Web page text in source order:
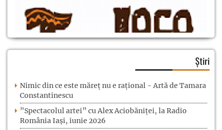
Știri
Nimic din ce este măreț nu e rațional - Artă de Tamara
Constantinescu
”Spectacolul artei” cu Alex Aciobăniței, la Radio
România Iași, iunie 2026